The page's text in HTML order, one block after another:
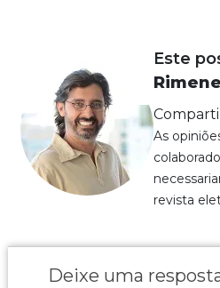
Este
As
revista
Deixe uma